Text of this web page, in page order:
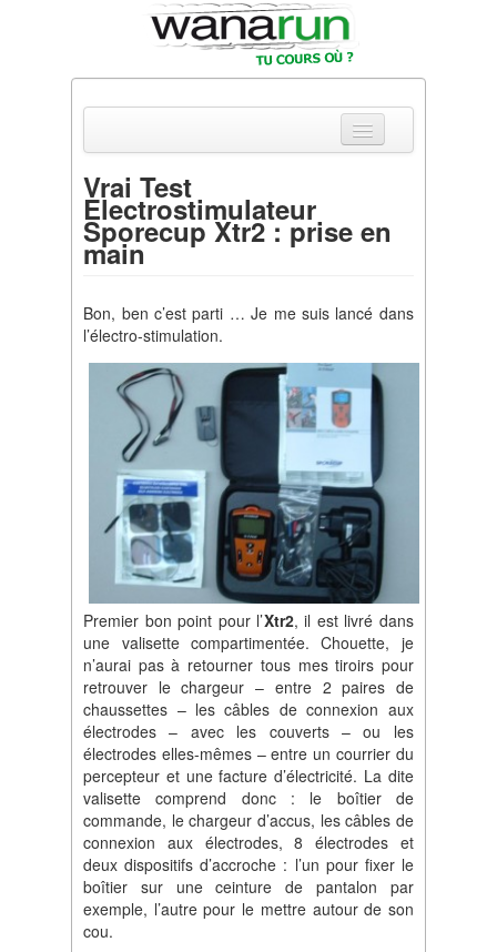
Actualités
Equipements & Tests
Outils & Réseaux
Vrai Test
Electrostimulateur
Sporecup Xtr2 : prise en
main
Bon, ben c’est parti … Je me suis lancé dans
l’électro-stimulation.
Premier bon point pour l’Xtr2, il est livré dans
une valisette compartimentée. Chouette, je
n’aurai pas à retourner tous mes tiroirs pour
retrouver le chargeur – entre 2 paires de
chaussettes – les câbles de connexion aux
électrodes – avec les couverts – ou les
électrodes elles-mêmes – entre un courrier du
percepteur et une facture d’électricité. La dite
valisette comprend donc : le boîtier de
commande, le chargeur d’accus, les câbles de
connexion aux électrodes, 8 électrodes et
deux dispositifs d’accroche : l’un pour fixer le
boîtier sur une ceinture de pantalon par
exemple, l’autre pour le mettre autour de son
cou.